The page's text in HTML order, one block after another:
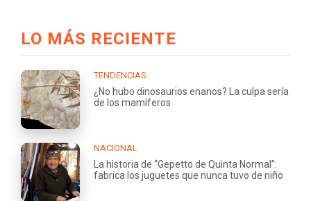
LO MÁS RECIENTE
TENDENCIAS
¿No hubo dinosaurios enanos? La culpa sería
de los mamíferos
NACIONAL
La historia de “Gepetto de Quinta Normal”:
fabrica los juguetes que nunca tuvo de niño